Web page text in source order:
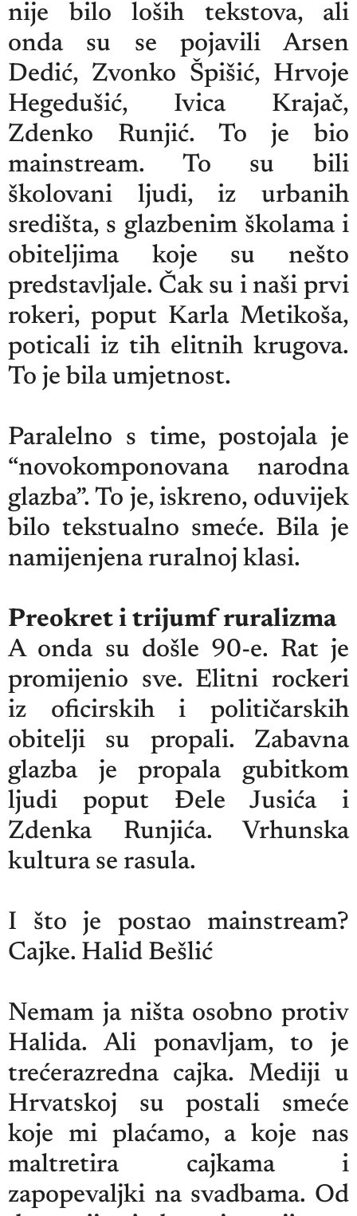
nije bilo loših tekstova, ali
onda su se pojavili Arsen
Dedić, Zvonko Špišić, Hrvoje
Hegedušić, Ivica Krajač,
Zdenko Runjić. To je bio
mainstream. To su bili
školovani ljudi, iz urbanih
središta, s glazbenim školama i
obiteljima koje su nešto
predstavljale. Čak su i naši prvi
rokeri, poput Karla Metikoša,
poticali iz tih elitnih krugova.
To je bila umjetnost.
Paralelno s time, postojala je
“novokomponovana narodna
glazba”. To je, iskreno, oduvijek
bilo tekstualno smeće. Bila je
namijenjena ruralnoj klasi.
Preokret i trijumf ruralizma
A onda su došle 90-e. Rat je
promijenio sve. Elitni rockeri
iz oficirskih i političarskih
obitelji su propali. Zabavna
glazba je propala gubitkom
ljudi poput Đele Jusića i
Zdenka Runjića. Vrhunska
kultura se rasula.
I što je postao mainstream?
Cajke. Halid Bešlić
Nemam ja ništa osobno protiv
Halida. Ali ponavljam, to je
trećerazredna cajka. Mediji u
Hrvatskoj su postali smeće
koje mi plaćamo, a koje nas
maltretira cajkama i
zapopevaljki na svadbama. Od